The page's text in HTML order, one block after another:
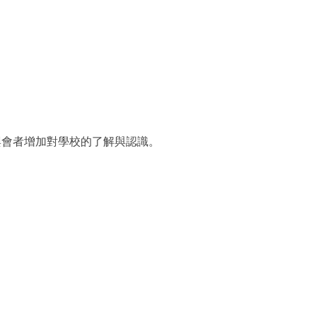
者增加對學校的了解與認識。